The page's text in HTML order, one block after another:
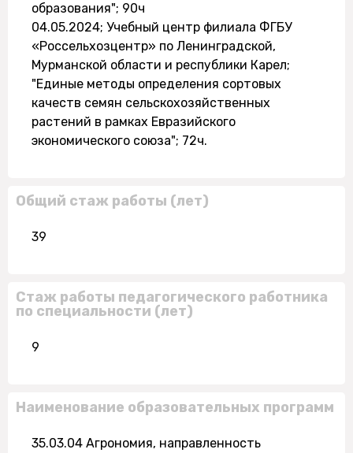
образования"; 90ч
04.05.2024; Учебный центр филиала ФГБУ
«Россельхозцентр» по Ленинградской,
Мурманской области и республики Карел;
"Единые методы определения сортовых
качеств семян сельскохозяйственных
растений в рамках Евразийского
экономического союза"; 72ч.
Общий стаж работы (лет)
39
Стаж работы педагогического работника
по специальности (лет)
9
Наименование образовательных программ
35.03.04 Агрономия, направленность